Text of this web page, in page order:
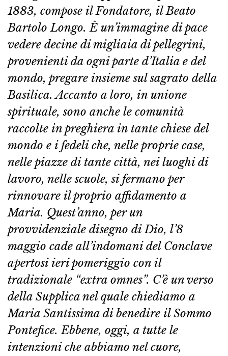
1883, compose il Fondatore, il Beato
Bartolo Longo. È un’immagine di pace
vedere decine di migliaia di pellegrini,
provenienti da ogni parte d’Italia e del
mondo, pregare insieme sul sagrato della
Basilica. Accanto a loro, in unione
spirituale, sono anche le comunità
raccolte in preghiera in tante chiese del
mondo e i fedeli che, nelle proprie case,
nelle piazze di tante città, nei luoghi di
lavoro, nelle scuole, si fermano per
rinnovare il proprio affidamento a
Maria. Quest’anno, per un
provvidenziale disegno di Dio, l’8
maggio cade all’indomani del Conclave
apertosi ieri pomeriggio con il
tradizionale “extra omnes”. C’è un verso
della Supplica nel quale chiediamo a
Maria Santissima di benedire il Sommo
Pontefice. Ebbene, oggi, a tutte le
intenzioni che abbiamo nel cuore,